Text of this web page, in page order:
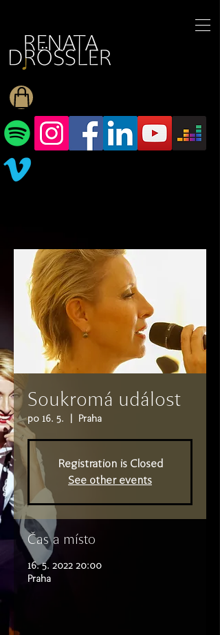
Soukromá událost
po 16. 5. Praha
Registration is Closed
See other events
Čas a místo
16. 5. 2022 20:00
Praha